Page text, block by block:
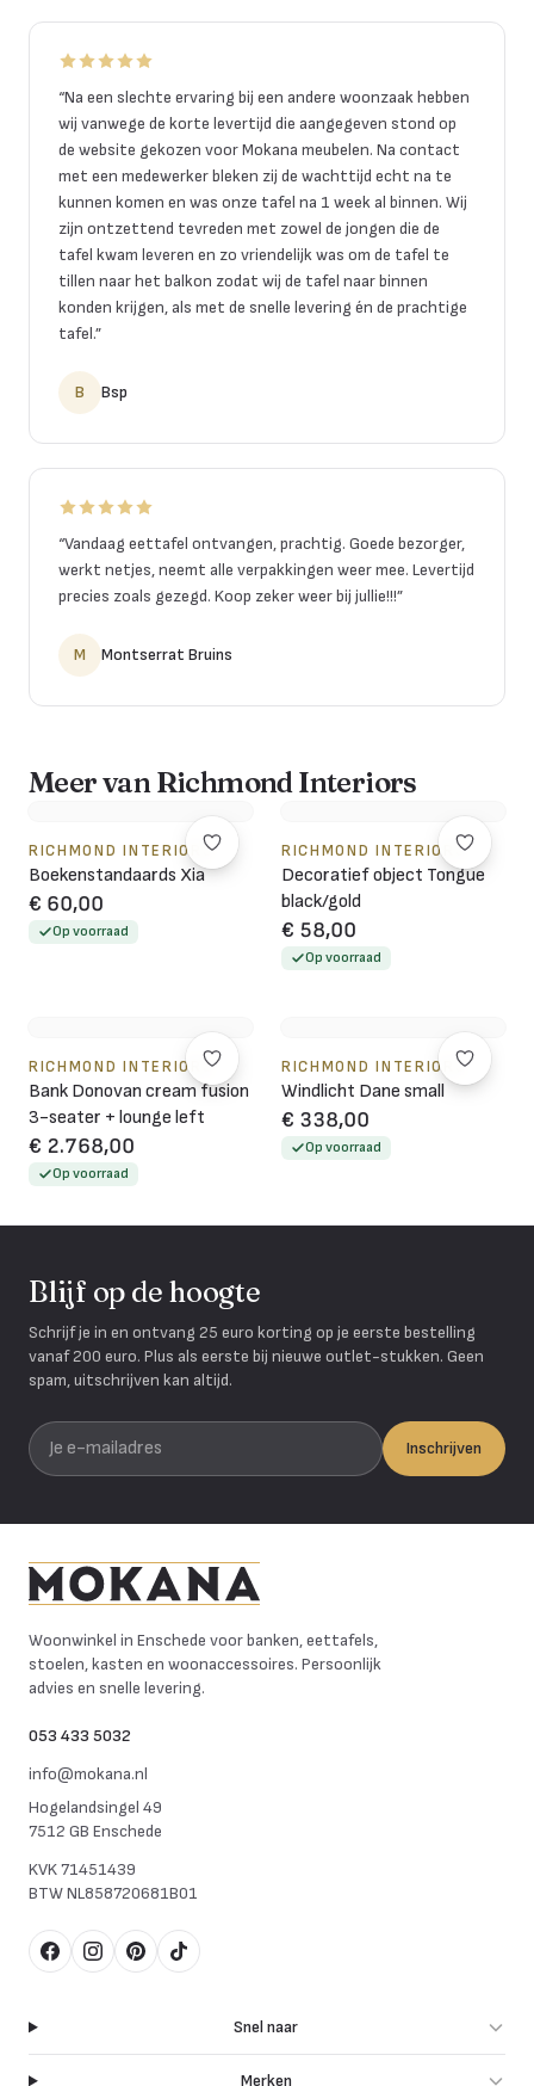
“Na een slechte ervaring bij een andere woonzaak hebben
wij vanwege de korte levertijd die aangegeven stond op
de website gekozen voor Mokana meubelen. Na contact
met een medewerker bleken zij de wachttijd echt na te
kunnen komen en was onze tafel na 1 week al binnen. Wij
zijn ontzettend tevreden met zowel de jongen die de
tafel kwam leveren en zo vriendelijk was om de tafel te
tillen naar het balkon zodat wij de tafel naar binnen
konden krijgen, als met de snelle levering én de prachtige
tafel.”
B Bsp
“Vandaag eettafel ontvangen, prachtig. Goede bezorger,
werkt netjes, neemt alle verpakkingen weer mee. Levertijd
precies zoals gezegd. Koop zeker weer bij jullie!!!”
M Montserrat Bruins
Meer van Richmond Interiors
RICHMOND INTERIORS
Boekenstandaards Xia
€ 60,00
Op voorraad
RICHMOND INTERIORS
Decoratief object Tongue
black/gold
€ 58,00
Op voorraad
RICHMOND INTERIORS
Bank Donovan cream fusion
3-seater + lounge left
€ 2.768,00
Op voorraad
RICHMOND INTERIORS
Windlicht Dane small
€ 338,00
Op voorraad
Blijf op de hoogte
Schrijf je in en ontvang 25 euro korting op je eerste bestelling
vanaf 200 euro. Plus als eerste bij nieuwe outlet-stukken. Geen
spam, uitschrijven kan altijd.
Je e-mailadres
Inschrijven
Woonwinkel in Enschede voor banken, eettafels,
stoelen, kasten en woonaccessoires. Persoonlijk
advies en snelle levering.
053 433 5032
info@mokana.nl
Hogelandsingel 49
7512 GB Enschede
KVK71451439
BTWNL858720681B01
FacebookInstagram
Pinterest
TikTok
Snel naar
Merken